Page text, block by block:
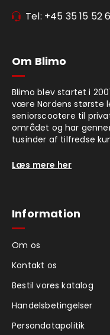
Tel: +45 35 15 52
Om Blimo
Blimo blev startet i
være Nordens største
seniorscootere til
området og har
tusinder af tilfredse
Læs mere her
Information
Om os
Kontakt os
Bestil vores katalog
Handelsbetingelser
Persondatapolitik